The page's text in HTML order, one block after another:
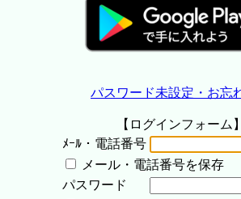
パスワード未設定・お忘
【ログインフォーム】
ﾒｰﾙ・電話番号
メール・電話番号を保存
パスワード